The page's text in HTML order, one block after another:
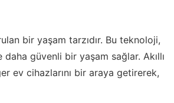
bir yaşam tarzıdır. Bu teknoloji,
güvenli bir yaşam sağlar. Akıllı
ev cihazlarını bir araya getirerek,